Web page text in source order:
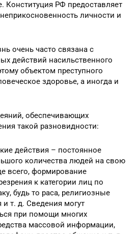
здесь, прежде всего,
честь и сохранение
Конституция РФ предоставляет
очень часто связана с
действий насильственного
объектом преступного
такой разновидности:
действия – постоянное
количества людей на свою
всего, формирование
к категории лиц по
будь то раса, религиозные
и т. д. Сведения могут